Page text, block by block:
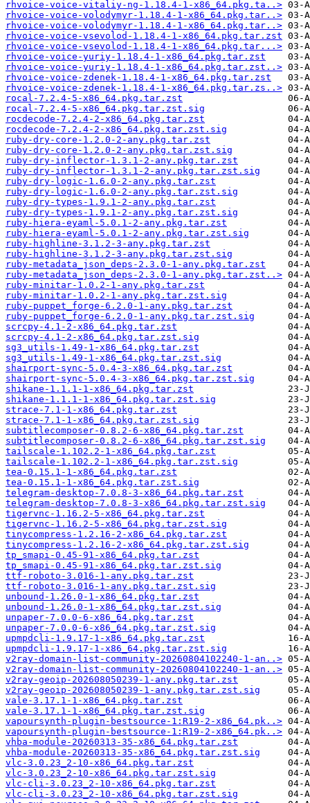
rhvoice-voice-vitaliy-ng-1.18.4-1-x86_64.pkg.ta..>
rhvoice-voice-volodymyr-1.18.4-1-x86_64.pkg.tar..>
rhvoice-voice-volodymyr-1.18.4-1-x86_64.pkg.tar..>
rhvoice-voice-vsevolod-1.18.4-1-x86_64.pkg.tar.zst
rhvoice-voice-vsevolod-1.18.4-1-x86_64.pkg.tar...>
rhvoice-voice-yuriy-1.18.4-1-x86_64.pkg.tar.zst
rhvoice-voice-yuriy-1.18.4-1-x86_64.pkg.tar.zst..>
rhvoice-voice-zdenek-1.18.4-1-x86_64.pkg.tar.zst
rhvoice-voice-zdenek-1.18.4-1-x86_64.pkg.tar.zs..>
rocal-7.2.4-5-x86_64.pkg.tar.zst
rocal-7.2.4-5-x86_64.pkg.tar.zst.sig
rocdecode-7.2.4-2-x86_64.pkg.tar.zst
rocdecode-7.2.4-2-x86_64.pkg.tar.zst.sig
ruby-dry-core-1.2.0-2-any.pkg.tar.zst
ruby-dry-core-1.2.0-2-any.pkg.tar.zst.sig
ruby-dry-inflector-1.3.1-2-any.pkg.tar.zst
ruby-dry-inflector-1.3.1-2-any.pkg.tar.zst.sig
ruby-dry-logic-1.6.0-2-any.pkg.tar.zst
ruby-dry-logic-1.6.0-2-any.pkg.tar.zst.sig
ruby-dry-types-1.9.1-2-any.pkg.tar.zst
ruby-dry-types-1.9.1-2-any.pkg.tar.zst.sig
ruby-hiera-eyaml-5.0.1-2-any.pkg.tar.zst
ruby-hiera-eyaml-5.0.1-2-any.pkg.tar.zst.sig
ruby-highline-3.1.2-3-any.pkg.tar.zst
ruby-highline-3.1.2-3-any.pkg.tar.zst.sig
ruby-metadata_json_deps-2.3.0-1-any.pkg.tar.zst
ruby-metadata_json_deps-2.3.0-1-any.pkg.tar.zst..>
ruby-minitar-1.0.2-1-any.pkg.tar.zst
ruby-minitar-1.0.2-1-any.pkg.tar.zst.sig
ruby-puppet_forge-6.2.0-1-any.pkg.tar.zst
ruby-puppet_forge-6.2.0-1-any.pkg.tar.zst.sig
scrcpy-4.1-2-x86_64.pkg.tar.zst
scrcpy-4.1-2-x86_64.pkg.tar.zst.sig
sg3_utils-1.49-1-x86_64.pkg.tar.zst
sg3_utils-1.49-1-x86_64.pkg.tar.zst.sig
shairport-sync-5.0.4-3-x86_64.pkg.tar.zst
shairport-sync-5.0.4-3-x86_64.pkg.tar.zst.sig
shikane-1.1.1-1-x86_64.pkg.tar.zst
shikane-1.1.1-1-x86_64.pkg.tar.zst.sig
strace-7.1-1-x86_64.pkg.tar.zst
strace-7.1-1-x86_64.pkg.tar.zst.sig
subtitlecomposer-0.8.2-6-x86_64.pkg.tar.zst
subtitlecomposer-0.8.2-6-x86_64.pkg.tar.zst.sig
tailscale-1.102.2-1-x86_64.pkg.tar.zst
tailscale-1.102.2-1-x86_64.pkg.tar.zst.sig
tea-0.15.1-1-x86_64.pkg.tar.zst
tea-0.15.1-1-x86_64.pkg.tar.zst.sig
telegram-desktop-7.0.8-3-x86_64.pkg.tar.zst
telegram-desktop-7.0.8-3-x86_64.pkg.tar.zst.sig
tigervnc-1.16.2-5-x86_64.pkg.tar.zst
tigervnc-1.16.2-5-x86_64.pkg.tar.zst.sig
tinycompress-1.2.16-2-x86_64.pkg.tar.zst
tinycompress-1.2.16-2-x86_64.pkg.tar.zst.sig
tp_smapi-0.45-91-x86_64.pkg.tar.zst
tp_smapi-0.45-91-x86_64.pkg.tar.zst.sig
ttf-roboto-3.016-1-any.pkg.tar.zst
ttf-roboto-3.016-1-any.pkg.tar.zst.sig
unbound-1.26.0-1-x86_64.pkg.tar.zst
unbound-1.26.0-1-x86_64.pkg.tar.zst.sig
unpaper-7.0.0-6-x86_64.pkg.tar.zst
unpaper-7.0.0-6-x86_64.pkg.tar.zst.sig
upmpdcli-1.9.17-1-x86_64.pkg.tar.zst
upmpdcli-1.9.17-1-x86_64.pkg.tar.zst.sig
v2ray-domain-list-community-20260804102240-1-an..>
v2ray-domain-list-community-20260804102240-1-an..>
v2ray-geoip-202608050239-1-any.pkg.tar.zst
v2ray-geoip-202608050239-1-any.pkg.tar.zst.sig
vale-3.17.1-1-x86_64.pkg.tar.zst
vale-3.17.1-1-x86_64.pkg.tar.zst.sig
vapoursynth-plugin-bestsource-1:R19-2-x86_64.pk..>
vapoursynth-plugin-bestsource-1:R19-2-x86_64.pk..>
vhba-module-20260313-35-x86_64.pkg.tar.zst
vhba-module-20260313-35-x86_64.pkg.tar.zst.sig
vlc-3.0.23_2-10-x86_64.pkg.tar.zst
vlc-3.0.23_2-10-x86_64.pkg.tar.zst.sig
vlc-cli-3.0.23_2-10-x86_64.pkg.tar.zst
vlc-cli-3.0.23_2-10-x86_64.pkg.tar.zst.sig